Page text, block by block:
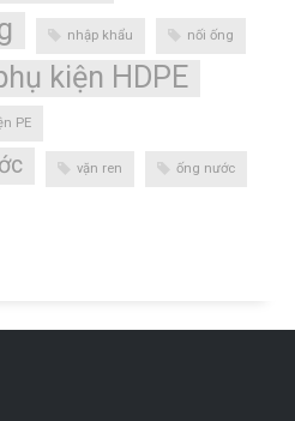
nhập khẩu nối ống
kiện HDPE
PE
vặn ren ống nước